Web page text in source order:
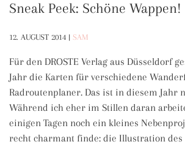
Sneak Peek: Schöne Wappen!
12. AUGUST 2014 | SAM
Für den DROSTE Verlag aus Düsseldorf
Jahr die Karten für verschiedene
Radroutenplaner. Das ist in diesem Jahr
Während ich eher im Stillen daran
einigen Tagen noch ein kleines
recht charmant finde: die Illustration des